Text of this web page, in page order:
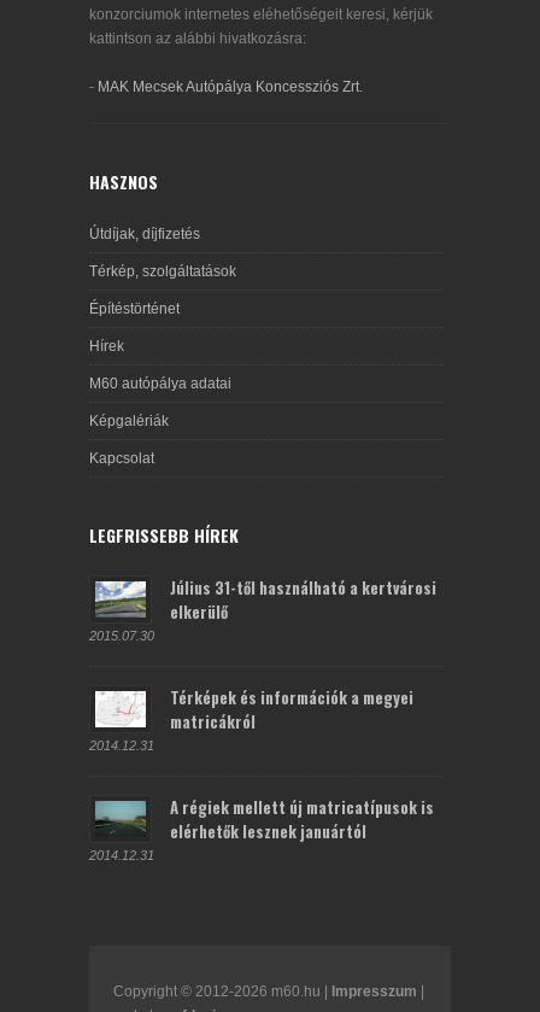
konzorciumok internetes eléhetőségeit keresi, kérjük
kattintson az alábbi hivatkozásra:
- MAK Mecsek Autópálya Koncessziós Zrt.
HASZNOS
Útdíjak, díjfizetés
Térkép, szolgáltatások
Építéstörténet
Hírek
M60 autópálya adatai
Képgalériák
Kapcsolat
LEGFRISSEBB HÍREK
Július 31-től használható a kertvárosi
elkerülő
2015.07.30
Térképek és információk a megyei
matricákról
2014.12.31
A régiek mellett új matricatípusok is
elérhetők lesznek januártól
2014.12.31
Copyright © 2012-2026 m60.hu | Impresszum